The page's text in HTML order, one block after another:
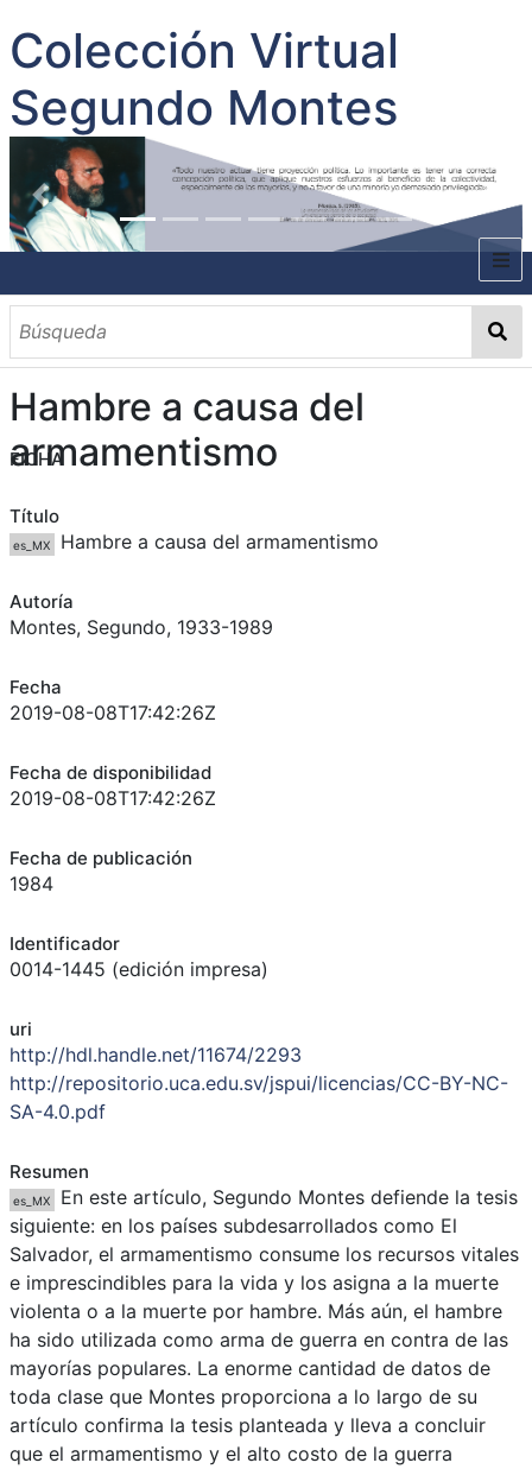
Colección Virtual
Segundo Montes
INICIO
SOBRE EL AUTOR
CONTENIDO
TODOS LOS DOCUMENTOS
CATEGORIAS
OBRAS SOBRE EL AUTOR P. SEGUNDO MONTES
MATERIAS
PALABRAS CLAVES
MULTIMEDIA
GALERÍA
Hambre a causa del
armamentismo
FICHA
Título
es_MX Hambre a causa del armamentismo
Autoría
Montes, Segundo, 1933-1989
Fecha
2019-08-08T17:42:26Z
Fecha de disponibilidad
2019-08-08T17:42:26Z
Fecha de publicación
1984
Identificador
0014-1445 (edición impresa)
uri
http://hdl.handle.net/11674/2293
http://repositorio.uca.edu.sv/jspui/licencias/CC-BY-NC-
SA-4.0.pdf
Resumen
es_MX
En este artículo, Segundo Montes defiende la tesis
siguiente: en los países subdesarrollados como El
Salvador, el armamentismo consume los recursos vitales
e imprescindibles para la vida y los asigna a la muerte
violenta o a la muerte por hambre. Más aún, el hambre
ha sido utilizada como arma de guerra en contra de las
mayorías populares. La enorme cantidad de datos de
toda clase que Montes proporciona a lo largo de su
artículo confirma la tesis planteada y lleva a concluir
que el armamentismo y el alto costo de la guerra